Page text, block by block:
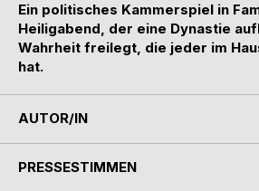
Ein politisches Kammerspiel in
Heiligabend, der eine Dynastie
Wahrheit freilegt, die jeder im
hat.
AUTOR/IN
PRESSESTIMMEN